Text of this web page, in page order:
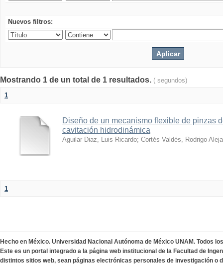
Nuevos filtros:
Mostrando 1 de un total de 1 resultados. ( segundos)
1
Diseño de un mecanismo flexible de pinzas
cavitación hidrodinámica
Aguilar Diaz, Luis Ricardo; Cortés Valdés, Rodrigo
1
Hecho en México. Universidad Nacional Autónoma de México UNAM. Todos
Este es un portal integrado a la página web institucional de la Facultad de
distintos sitios web, sean páginas electrónicas personales de investigación o